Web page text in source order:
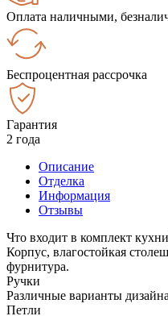
Оплата наличными,
Беспроцентная рассрочка
Гарантия
2 года
Описание
Отделка
Информация
Отзывы
Что входит в комплект
Корпус, влагостойкая
фурнитура.
Ручки
Различные варианты
Петли